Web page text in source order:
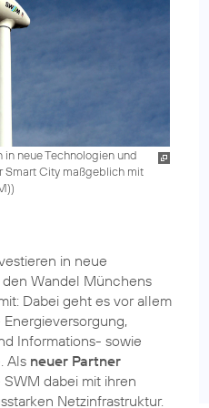
neue Technologien und
Smart City maßgeblich mit
)
in neue
Wandel Münchens
Dabei geht es vor allem
Informations- sowie
Als neuer Partner
dabei mit ihren
Netzinfrastruktur.